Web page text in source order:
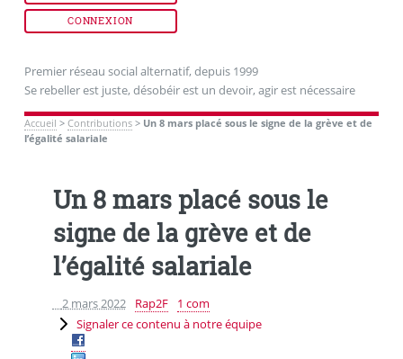
CONNEXION
Premier réseau social alternatif, depuis 1999
Se rebeller est juste, désobéir est un devoir, agir est nécessaire
Accueil > Contributions> Un 8 mars placé sous le signe de la grève et de
l’égalité salariale
Un 8 mars placé sous le
signe de la grève et de
l’égalité salariale
2 mars 2022 Rap2F
1 com
Signaler ce contenu à notre équipe